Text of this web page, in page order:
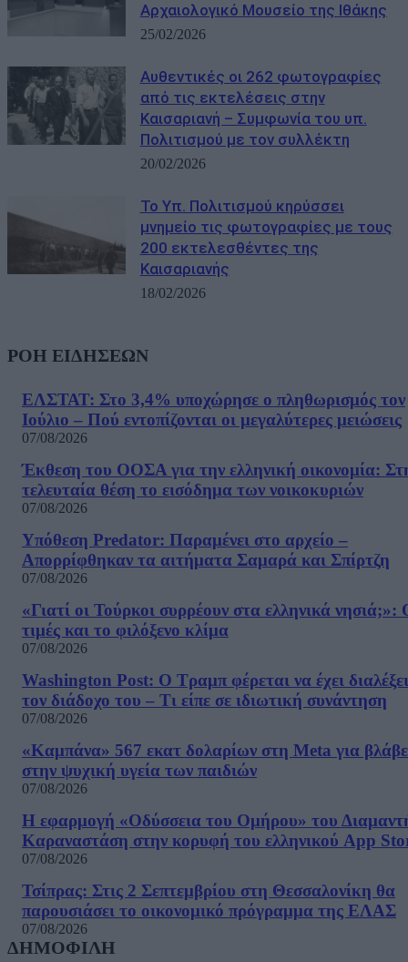
Αρχαιολογικό Μουσείο της Ιθάκης
25/02/2026
Αυθεντικές οι 262 φωτογραφίες
από τις εκτελέσεις στην
Καισαριανή – Συμφωνία του υπ.
Πολιτισμού με τον συλλέκτη
20/02/2026
Το Υπ. Πολιτισμού κηρύσσει
μνημείο τις φωτογραφίες με τους
200 εκτελεσθέντες της
Καισαριανής
18/02/2026
ΡΟΗ ΕΙΔΗΣΕΩΝ
ΕΛΣΤΑΤ: Στο 3,4% υποχώρησε ο πληθωρισμός τον
Ιούλιο – Πού εντοπίζονται οι μεγαλύτερες μειώσεις
07/08/2026
Έκθεση του ΟΟΣΑ για την ελληνική οικονομία:
τελευταία θέση το εισόδημα των νοικοκυριών
07/08/2026
Υπόθεση Predator: Παραμένει στο αρχείο –
Απορρίφθηκαν τα αιτήματα Σαμαρά και Σπίρτζη
07/08/2026
«Γιατί οι Τούρκοι συρρέουν στα ελληνικά νησιά;»:
τιμές και το φιλόξενο κλίμα
07/08/2026
Washington Post: Ο Τραμπ φέρεται να έχει διαλέξει
τον διάδοχο του – Τι είπε σε ιδιωτική συνάντηση
07/08/2026
«Καμπάνα» 567 εκατ δολαρίων στη Meta για
στην ψυχική υγεία των παιδιών
07/08/2026
Η εφαρμογή «Οδύσσεια του Ομήρου» του
Καραναστάση στην κορυφή του ελληνικού App
07/08/2026
Τσίπρας: Στις 2 Σεπτεμβρίου στη Θεσσαλονίκη θα
παρουσιάσει το οικονομικό πρόγραμμα της ΕΛΑΣ
07/08/2026
ΔΗΜΟΦΙΛΗ